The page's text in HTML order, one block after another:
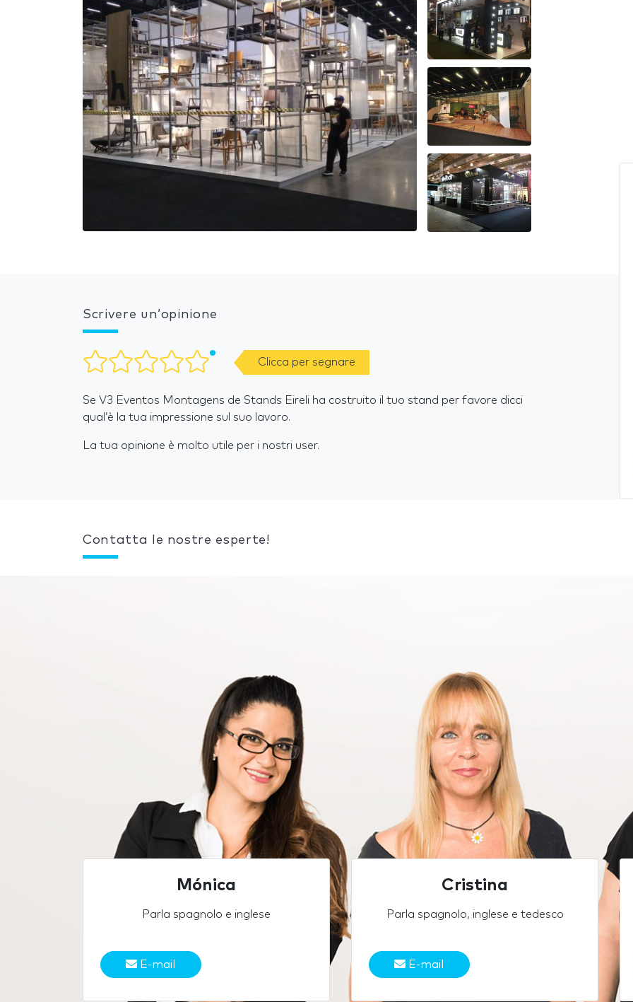
Scrivere un’opinione
Clicca per segnare
Se V3 Eventos Montagens de Stands Eireli ha costruito il tuo stand per favore dicci
qual’è la tua impressione sul suo lavoro.
La tua opinione è molto utile per i nostri user.
Contatta le nostre esperte!
Mónica
Parla spagnolo e inglese
E-mail
Cristina
Parla spagnolo, inglese e tedesco
E-mail